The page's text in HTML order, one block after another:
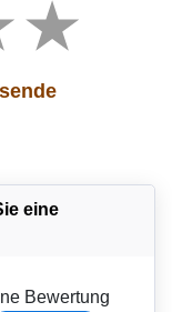
eine
Bewertung